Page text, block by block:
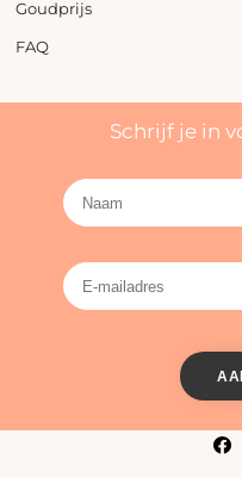
Goudprijs
FAQ
Schrijf je in